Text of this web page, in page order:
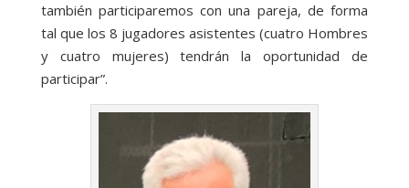
también participaremos con una pareja, de forma
tal que los 8 jugadores asistentes (cuatro Hombres
y cuatro mujeres) tendrán la oportunidad de
participar”.